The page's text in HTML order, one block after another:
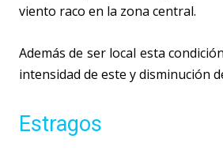
viento raco en la zona central.
Además de ser local esta
intensidad de este y disminución
Estragos